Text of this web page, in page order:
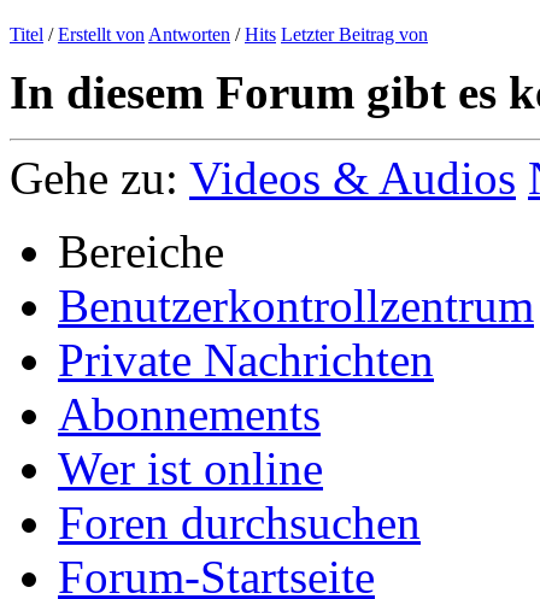
Titel /Erstellt von Antworten /Hits Letzter Beitrag von
In diesem Forum gibt es
Gehe zu: Videos & Audios
Bereiche
Benutzerkontrollzentrum
Private Nachrichten
Abonnements
Wer ist online
Foren durchsuchen
Forum-Startseite